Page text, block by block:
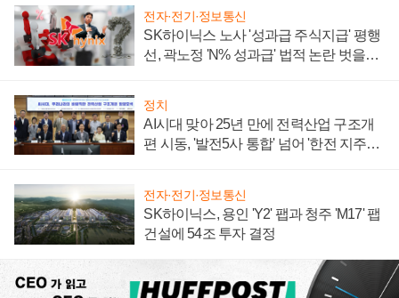
전자·전기·정보통신
SK하이닉스 노사 '성과급 주식지급' 평행
선, 곽노정 'N% 성과급' 법적 논란 벗을지
정치
AI시대 맞아 25년 만에 전력산업 구조개
편 시동, '발전5사 통합' 넘어 '한전 지주사'
전자·전기·정보통신
SK하이닉스, 용인 'Y2' 팹과 청주 'M17' 팹
건설에 54조 투자 결정